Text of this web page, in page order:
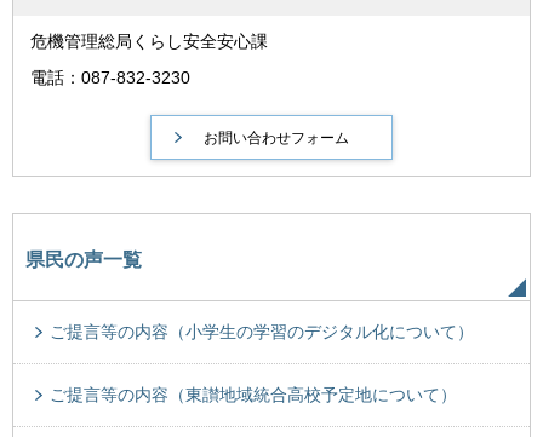
危機管理総局くらし安全安心課
電話：087-832-3230
県民の声一覧
ご提言等の内容（小学生の学習のデジタル化について）
ご提言等の内容（東讃地域統合高校予定地について）